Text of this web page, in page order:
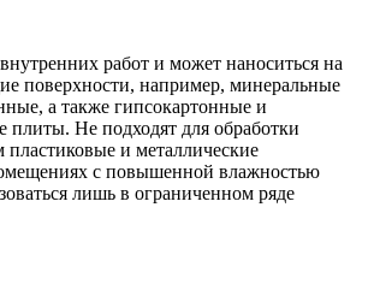
работ и может наноситься на
поверхности, например, минеральные
а также гипсокартонные и
плиты. Не подходят для обработки
пластиковые и металлические
с повышенной влажностью
лишь в ограниченном ряде